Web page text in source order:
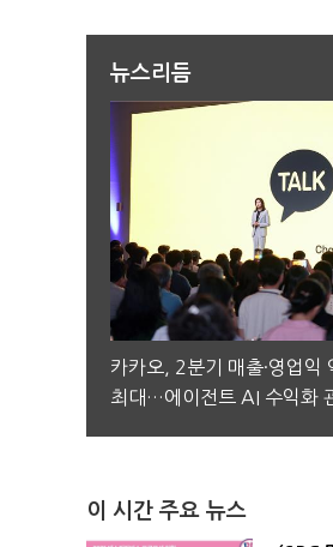
뉴스리듬
카카오, 2분기 매출·영업익
최대…에이전트 AI 수익화
이 시간 주요 뉴스